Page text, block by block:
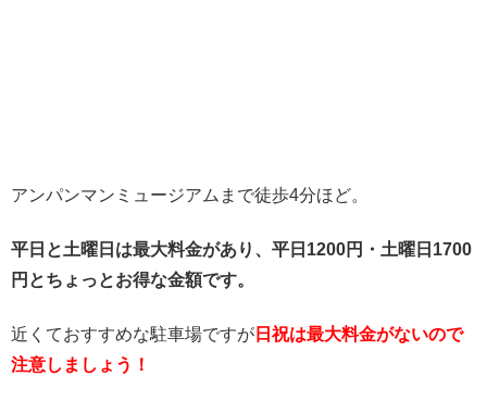
アンパンマンミュージアムまで徒歩4分ほど。
平日と土曜日は最大料金があり、平日1200円・土曜日1700
円とちょっとお得な金額です。
近くておすすめな駐車場ですが 日祝は最大料金がないので
注意しましょう！